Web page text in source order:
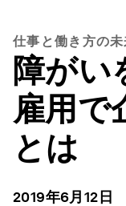
仕事と働き方の未
障がい
雇用で
とは
2019年6月12日